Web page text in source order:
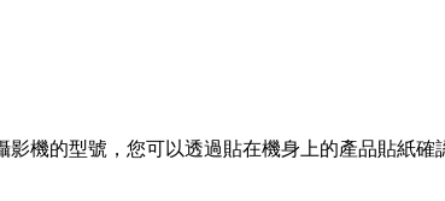
機的型號，您可以透過貼在機身上的產品貼紙確